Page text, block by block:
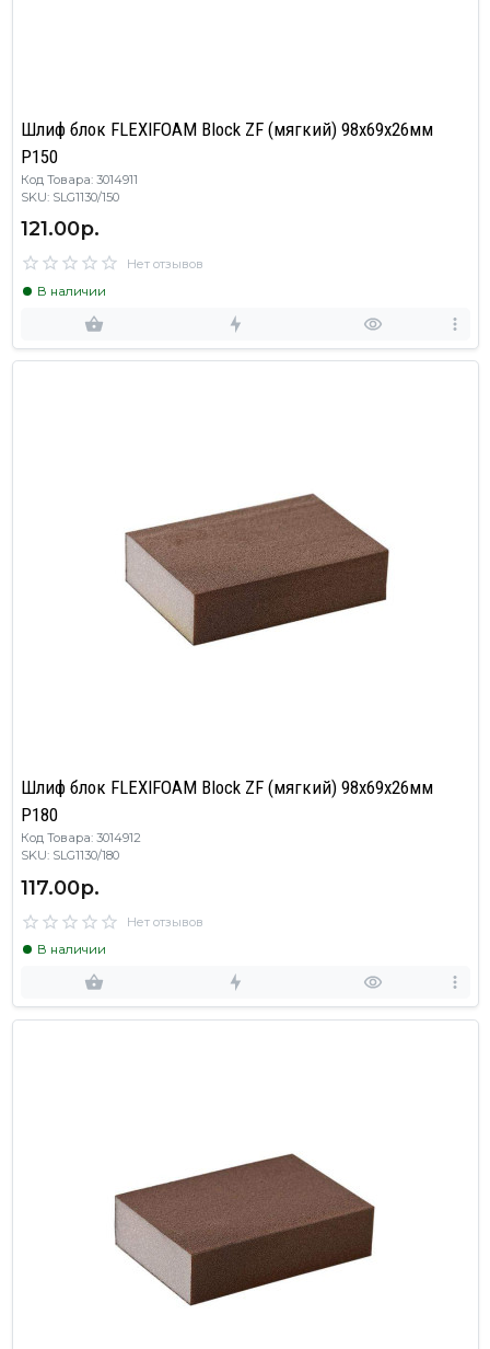
Шлиф блок FLEXIFOAM Block ZF (мягкий) 98x69x26мм
P150
Код Товара: 3014911
SKU: SLG1130/150
121.00р.
Нет отзывов
В наличии
Шлиф блок FLEXIFOAM Block ZF (мягкий) 98x69x26мм
P180
Код Товара: 3014912
SKU: SLG1130/180
117.00р.
Нет отзывов
В наличии